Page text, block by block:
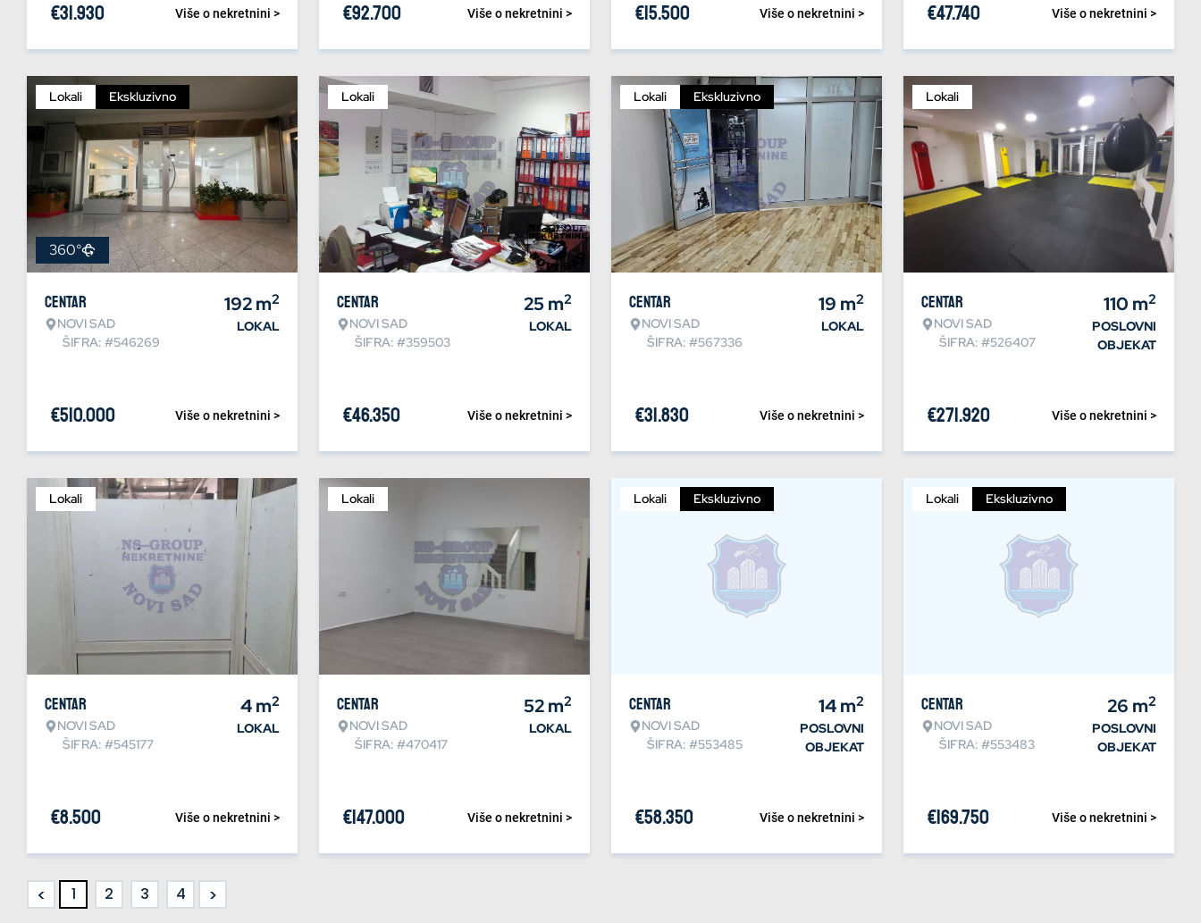
Više o nekretnini >
€31.930 Više o nekretnini >
€92.700 Više o nekretnini >
€15.500 Više o nekretnini >
€47.740
Lokali Ekskluzivno
360°
Centar
NOVI SAD
ŠIFRA: #546269
192m2
LOKAL
Više o nekretnini >
€510.000
Lokali
Centar
NOVI SAD
ŠIFRA: #359503
25m2
LOKAL
Više o nekretnini >
€46.350
Lokali Ekskluzivno
Centar
NOVI SAD
ŠIFRA: #567336
19 m2
LOKAL
Više o nekretnini >
€31.830
Lokali
Centar
NOVI SAD
ŠIFRA: #526407
110 m2
POSLOVNI
OBJEKAT
Više o nekretnini >
€271.920
Lokali
Centar
NOVI SAD
ŠIFRA: #545177
4m2
LOKAL
Više o nekretnini >
€8.500
Lokali
Centar
NOVI SAD
ŠIFRA: #470417
52m2
LOKAL
Više o nekretnini >
€147.000
Lokali Ekskluzivno
Centar
NOVI SAD
ŠIFRA: #553485
14m2
POSLOVNI
OBJEKAT
Više o nekretnini >
€58.350
Lokali Ekskluzivno
Centar
NOVI SAD
ŠIFRA: #553483
26 m2
POSLOVNI
OBJEKAT
Više o nekretnini >
€169.750
< 1 2 3 4 >